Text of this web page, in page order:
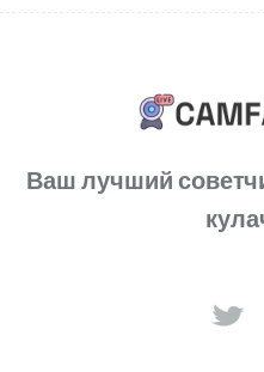
Ваш лучший